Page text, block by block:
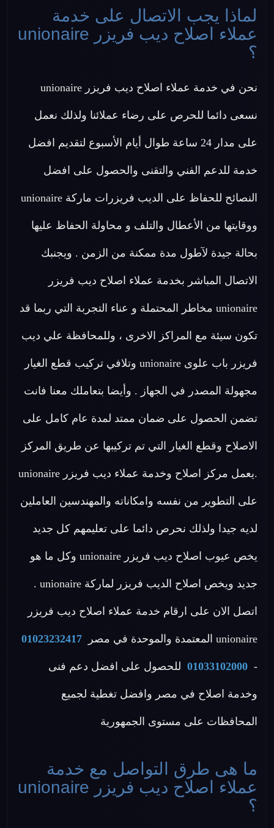
لماذا يجب الاتصال على خدمة
عملاء اصلاح ديب فريزر unionaire
؟
نحن في خدمة عملاء اصلاح ديب فريزر unionaire
نسعى دائما للحرص على رضاء عملائنا ولذلك نعمل
على مدار 24 ساعة طوال أيام الأسبوع لتقديم افضل
خدمة للدعم الفني والتقنى والحصول على افضل
النصائح للحفاظ على الديب فريزرات ماركة unionaire
ووقايتها من الأعطال والتلف و محاولة الحفاظ عليها
بحالة جيدة لآطول مدة ممكنة من الزمن . ويجنبك
الاتصال المباشر بخدمة عملاء اصلاح ديب فريزر
unionaire مخاطر المحتملة و عناء التجربة التي ربما قد
تكون سيئة مع المراكز الاخرى ، وللمحافظة علي ديب
فريزر باب علوى unionaire وتلافي تركيب قطع الغيار
مجهولة المصدر في الجهاز . وأيضا بتعاملك معنا فانت
تضمن الحصول على ضمان ممتد لمدة عام كامل على
الاصلاح وقطع الغيار التي تم تركيبها عن طريق المركز
.يعمل مركز اصلاح وخدمة عملاء ديب فريزر unionaire
على التطوير من نفسه وامكاناته والمهندسين العاملين
لديه جيدا ولذلك نحرص دائما على تعليمهم كل جديد
يخص عيوب اصلاح ديب فريزر unionaire وكل ما هو
جديد ويخص اصلاح الديب فريزر لماركة unionaire .
اتصل الان على ارقام خدمة عملاء اصلاح ديب فريزر
unionaire المعتمدة والموحدة في مصر 01023232417
-
01033102000 للحصول على افضل دعم فنى
وخدمة اصلاح في مصر وافضل تغطية لجميع
المحافظات على مستوى الجمهورية
ما هى طرق التواصل مع خدمة
عملاء اصلاح ديب فريزر unionaire
؟